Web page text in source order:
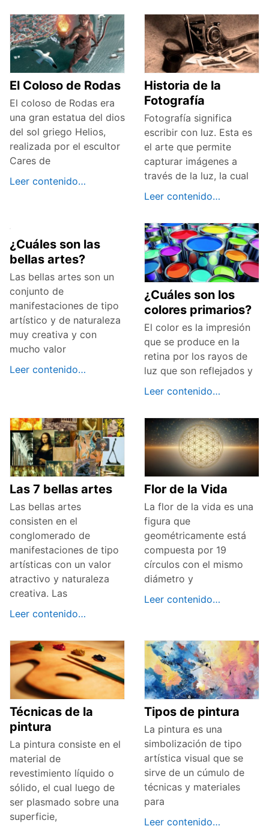
El Coloso de Rodas
El coloso de Rodas era
una gran estatua del dios
del sol griego Helios,
realizada por el escultor
Cares de
Leer contenido…
Historia de la
Fotografía
Fotografía significa
escribir con luz. Esta es
el arte que permite
capturar imágenes a
través de la luz, la cual
Leer contenido…
¿Cuáles son las
bellas artes?
Las bellas artes son un
conjunto de
manifestaciones de tipo
artístico y de naturaleza
muy creativa y con
mucho valor
Leer contenido…
¿Cuáles son los
colores primarios?
El color es la impresión
que se produce en la
retina por los rayos de
luz que son reflejados y
Leer contenido…
Las 7 bellas artes
Las bellas artes
consisten en el
conglomerado de
manifestaciones de tipo
artísticas con un valor
atractivo y naturaleza
creativa. Las
Leer contenido…
Flor de la Vida
La flor de la vida es una
figura que
geométricamente está
compuesta por 19
círculos con el mismo
diámetro y
Leer contenido…
Técnicas de la
pintura
La pintura consiste en el
material de
revestimiento líquido o
sólido, el cual luego de
ser plasmado sobre una
superficie,
Tipos de pintura
La pintura es una
simbolización de tipo
artística visual que se
sirve de un cúmulo de
técnicas y materiales
para
Leer contenido…